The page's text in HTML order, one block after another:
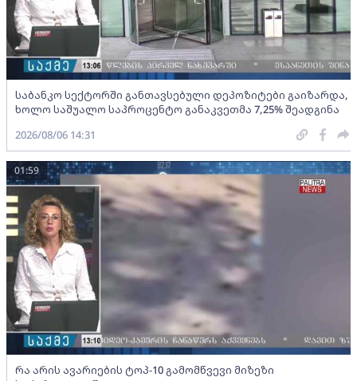
საბანკო სექტორში განთავსებული დეპოზიტები გაიზარდა,
ხოლო საშუალო საპროცენტო განაკვეთმა 7,25% შეადგინა
2026/08/06 14:31
რა არის ავარიების ტოპ-10 გამომწვევი მიზეზი
01:59